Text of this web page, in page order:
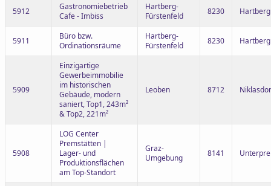
5912
Gastronomiebetrieb
Cafe - Imbiss
Hartberg-
Fürstenfeld
8230 Hartberg
5911
Büro bzw.
Ordinationsräume
Hartberg-
Fürstenfeld
8230 Hartberg
5909
Einzigartige
Gewerbeimmobilie
im historischen
Gebäude, modern
saniert, Top1, 243m²
& Top2, 221m²
Leoben 8712
5908
LOG Center
Premstätten |
Lager- und
Produktionsflächen
am Top-Standort
Graz-
Umgebung
8141